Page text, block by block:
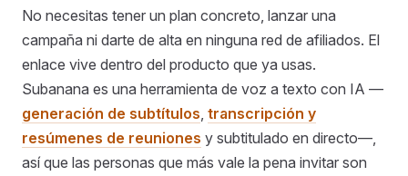
No necesitas tener un plan concreto, lanzar una
campaña ni darte de alta en ninguna red de afiliados. El
enlace vive dentro del producto que ya usas.
Subanana es una herramienta de voz a texto con IA —
generación de subtítulos transcripción y
resúmenes de reuniones y subtitulado en directo—,
así que las personas que más vale la pena invitar son